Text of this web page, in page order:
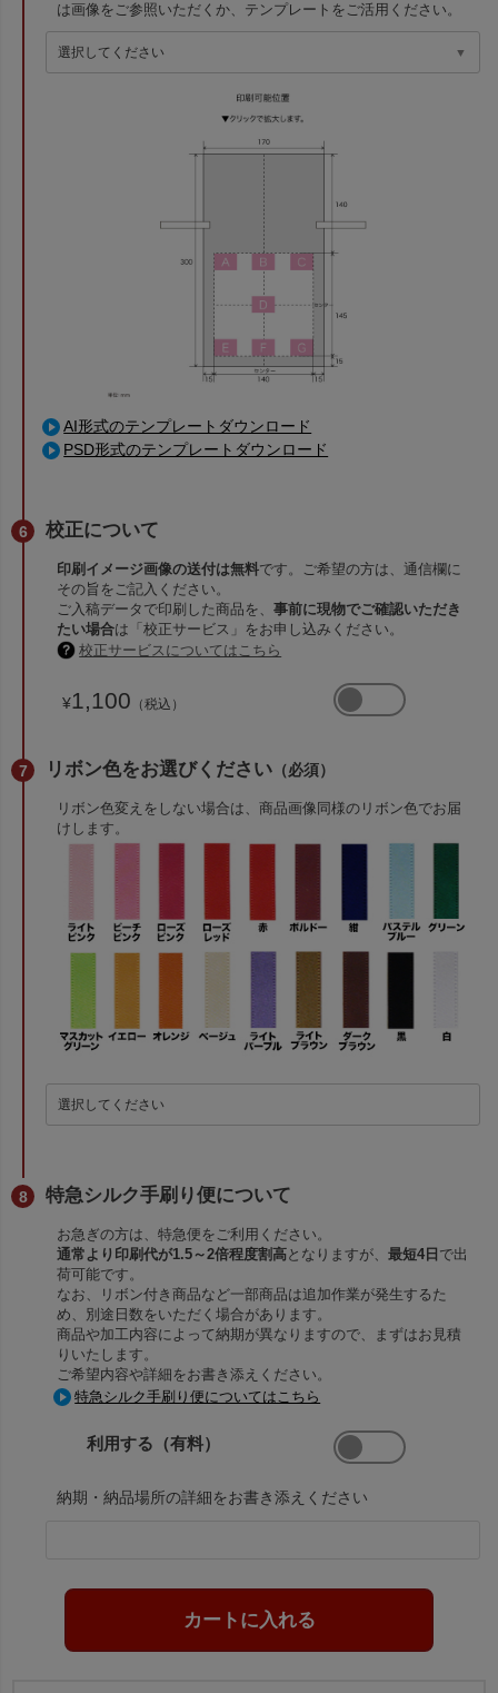
は画像をご参照いただくか、テンプレートをご活用ください。
AI形式のテンプレートダウンロード
PSD形式のテンプレートダウンロード
校正について
印刷イメージ画像の送付は無料です。ご希望の方は、通信欄に
その旨をご記入ください。
ご入稿データで印刷した商品を、事前に現物でご確認いただき
たい場合は「校正サービス」をお申し込みください。
校正サービスについてはこちら
¥1,100 （税込）
リボン色をお選びください （必須）
リボン色変えをしない場合は、商品画像同様のリボン色でお届
けします。
特急シルク手刷り便について
お急ぎの方は、特急便をご利用ください。
通常より印刷代が1.5～2倍程度割高 となりますが、最短4日 で出
荷可能です。
なお、リボン付き商品など一部商品は追加作業が発生するた
め、別途日数をいただく場合があります。
商品や加工内容によって納期が異なりますので、まずはお見積
りいたします。
ご希望内容や詳細をお書き添えください。
特急シルク手刷り便についてはこちら
利用する（有料）
納期・納品場所の詳細をお書き添えください